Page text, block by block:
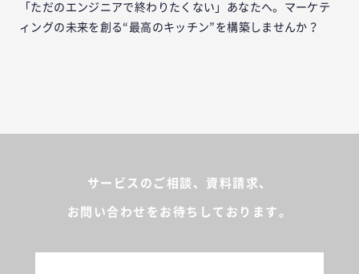
「ただのエンジニアで終わりたくない」あなたへ。マーケテ
ィングの未来を創る“最高のキッチン”を構築しませんか？
サービスのご相談、資料請求、
お問い合わせをお待ちしております。